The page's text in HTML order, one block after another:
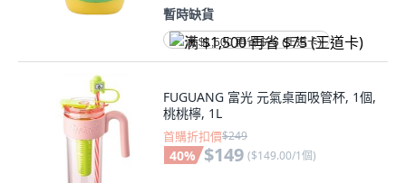
暫時缺貨
满 $1,500 再省 $75 (王道卡)
FUGUANG 富光 元氣桌面吸管杯, 1個,
桃桃檸, 1L
首購折扣價$249
40% $149 ($149.00/1個)